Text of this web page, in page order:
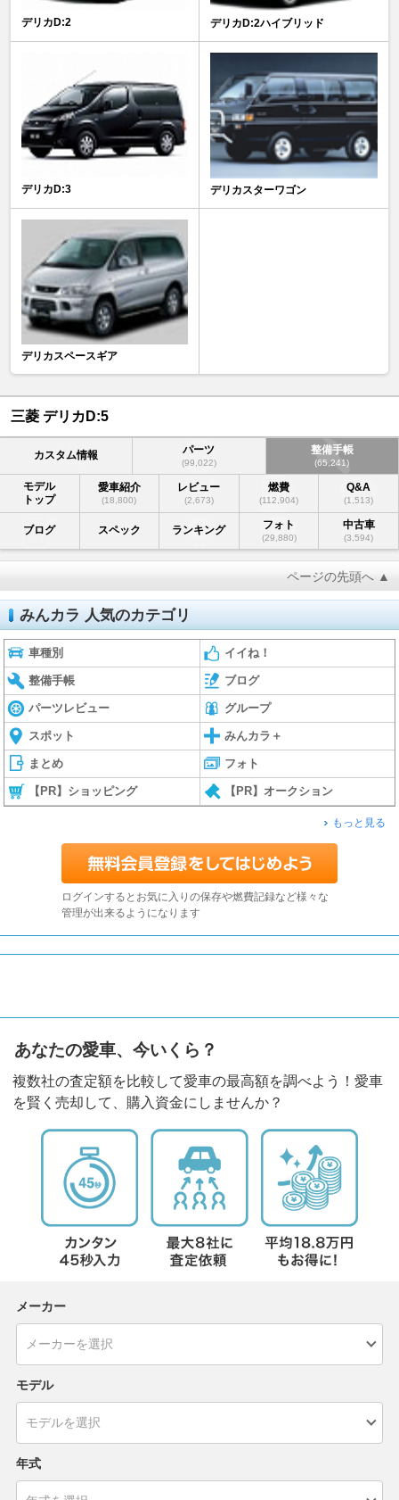
デリカD:2 デリカD:2ハイブリッド
デリカD:3 デリカスターワゴン
デリカスペースギア
三菱 デリカD:5
カスタム情報 パーツ
(99,022)
整備手帳
(65,241)
モデル
トップ
愛車紹介
(18,800)
レビュー
(2,673)
燃費
(112,904)
Q&A
(1,513)
ブログ スペック ランキング フォト
(29,880)
中古車
(3,594)
ページの先頭へ ▲
みんカラ 人気のカテゴリ
車種別 イイね！
整備手帳 ブログ
パーツレビュー グループ
スポット みんカラ＋
まとめ フォト
【PR】ショッピング 【PR】オークション
もっと見る
ログインするとお気に入りの保存や燃費記録など様々な
管理が出来るようになります
あなたの愛車、今いくら？
複数社の査定額を比較して愛車の最高額を調べよう！愛車
を賢く売却して、購入資金にしませんか？
メーカー
モデル
年式